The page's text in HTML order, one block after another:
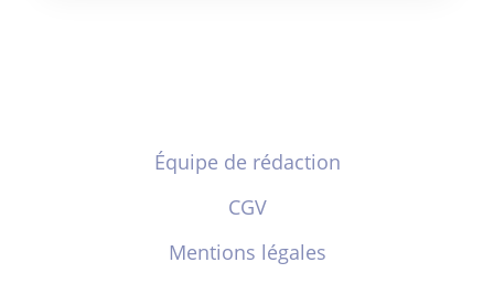
Équipe de rédaction
CGV
Mentions légales